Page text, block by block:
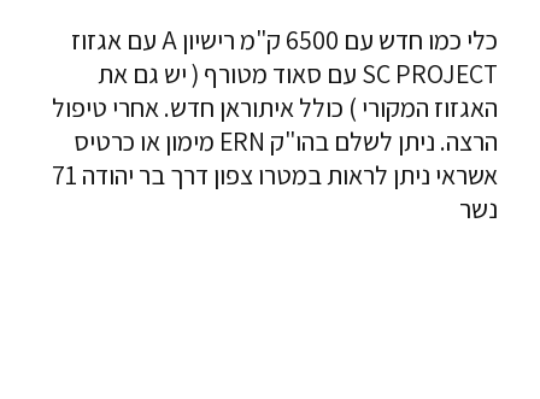
כלי כמו חדש עם 6500 ק"מ רישיון A עם אגזוז
SC PROJECT עם סאוד מטורף ( יש גם את
האגזוז המקורי ) כולל איתוראן חדש. אחרי טיפול
הרצה. ניתן לשלם בהו"ק ERN מימון או כרטיס
אשראי ניתן לראות במטרו צפון דרך בר יהודה 71
נשר